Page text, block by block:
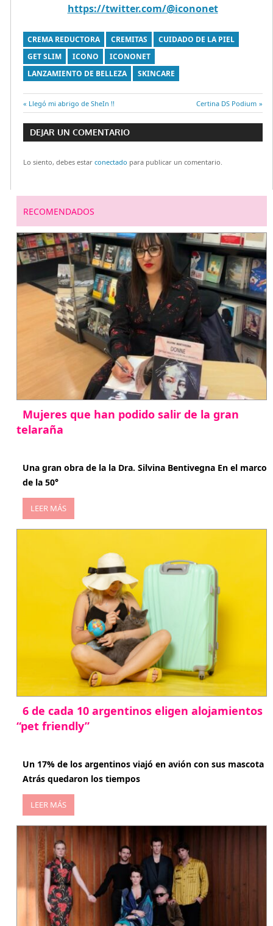
https://twitter.com/@icononet
CREMA REDUCTORA CREMITAS
CUIDADO DE LA PIEL
GET SLIM
ICONO
ICONONET
LANZAMIENTO DE BELLEZA
SKINCARE
Navegación
de
entradas
Entrada
anterior:
Llegó mi abrigo de SheIn !!
Entrada
siguiente:
Certina DS Podium
DEJAR UN COMENTARIO
Lo siento, debes estar conectado para publicar un comentario.
RECOMENDADOS
Mujeres que han podido salir de la gran
telaraña
Una gran obra de la la Dra. Silvina Bentivegna En el marco
de la 50°
LEER MÁS
6 de cada 10 argentinos eligen alojamientos
“pet friendly”
Un 17% de los argentinos viajó en avión con sus mascota
Atrás quedaron los tiempos
LEER MÁS